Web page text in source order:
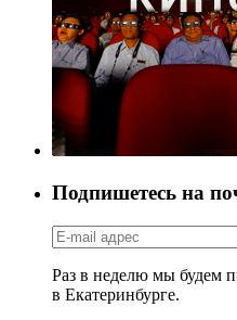
Подпишетесь на
Раз в неделю мы будем
в Екатеринбурге.